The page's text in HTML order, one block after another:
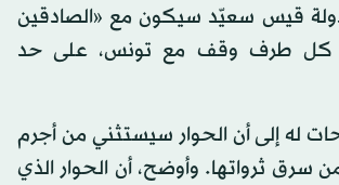
قيس سعيّد سيكون مع «الصادقين
كل طرف وقف مع تونس، على حد
له إلى أن الحوار سيستثني من أجرم
سرق ثرواتها. وأوضح، أن الحوار الذي